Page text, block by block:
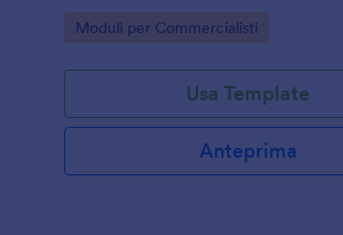
Go to Category:
Moduli per Commercialisti
Usa Template
Anteprima